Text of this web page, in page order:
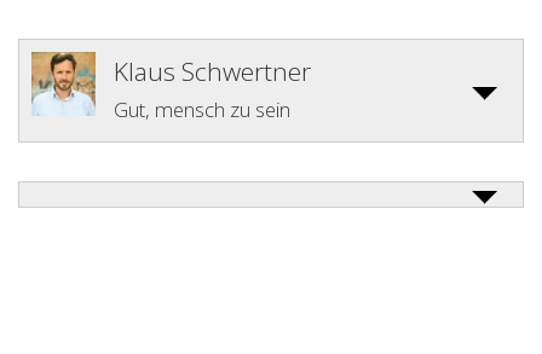
Klaus Schwertner
Gut, mensch zu sein